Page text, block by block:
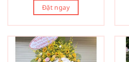
Đặt ngay